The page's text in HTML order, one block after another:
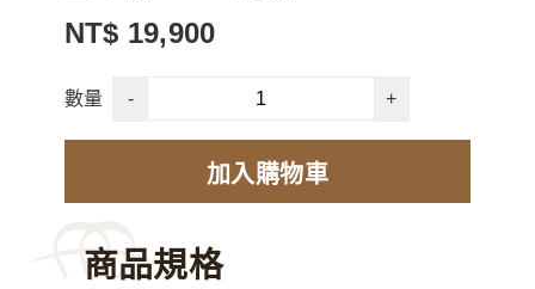
NT$ 19,900
數量 - +
加入購物車
商品規格